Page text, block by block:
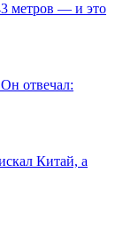
метров — и это
отвечал:
Китай, а